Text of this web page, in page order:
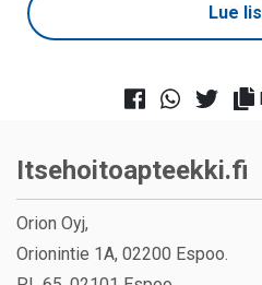
Lue
Itsehoitoapteekki.fi
Orion Oyj,
Orionintie 1A, 02200 Espoo.